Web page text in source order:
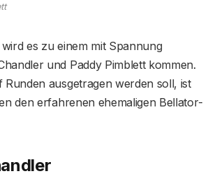
es zu einem mit Spannung
und Paddy Pimblett kommen.
ausgetragen werden soll, ist
den erfahrenen ehemaligen Bellator-